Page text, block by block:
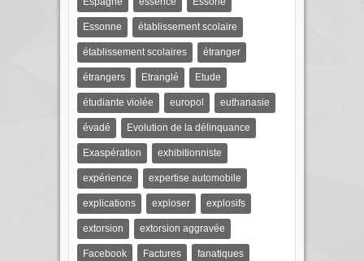
Essonne établissement scolaire
établissement scolaires étranger
étrangers Etranglé Etude
étudiante violée europol euthanasie
évadé Evolution de la délinquance
Exaspération exhibitionniste
expérience expertise automobile
explications exploser explosifs
extorsion extorsion aggravée
Facebook Factures fanatiques